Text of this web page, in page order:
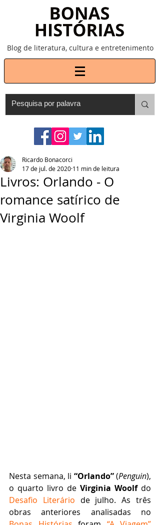
Blog de literatura, cultura e entretenimento
Livros: Orlando - O
romance satírico de
Virginia Woolf
Ricardo Bonacorci
17 de jul. de 2020 11 min de leitura
Nesta semana, li “Orlando” (Penguin),
o quarto livro de Virginia Woolf
Desafio Literário de julho. As três